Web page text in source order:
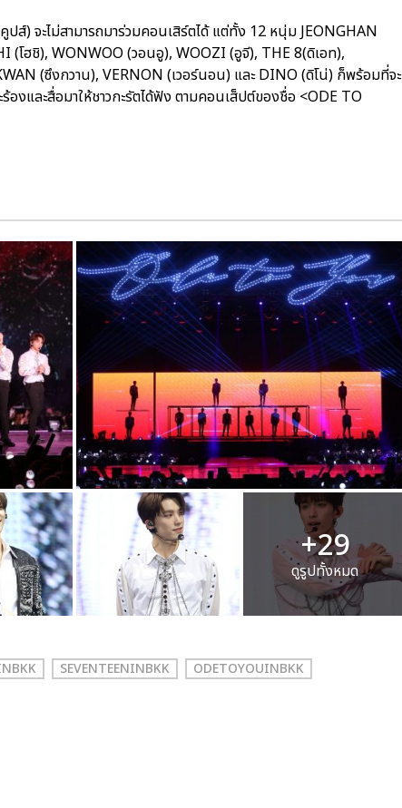
ปส์) จะไม่สามารถมาร่วมคอนเสิร์ตได้ แต่ทั้ง 12 หนุ่ม JEONGHAN
(โฮชิ), WONWOO (วอนอู), WOOZI (อูจี), THE 8(ดิเอท),
(ซึงกวาน), VERNON (เวอร์นอน) และ DINO (ดิโน่) ก็พร้อมที่จะ
องและสื่อมาให้ชาวกะรัตได้ฟัง ตามคอนเส็ปต์ของชื่อ <ODE TO
+29
ดูรูปทั้งหมด
SEVENTEENINBKK ODETOYOUINBKK